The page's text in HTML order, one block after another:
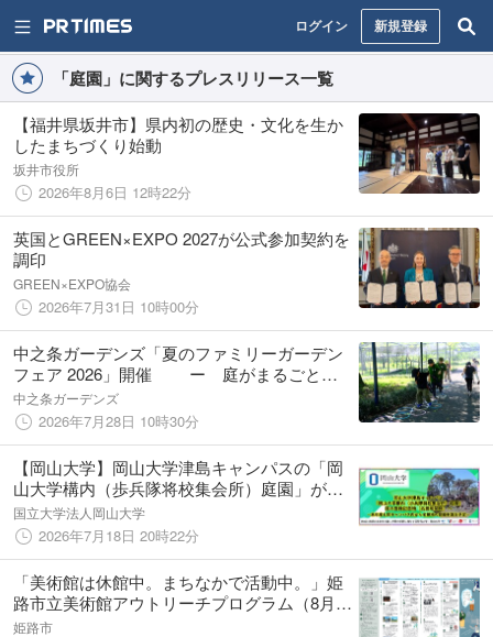
ログイン 新規登録
「庭園」に関するプレスリリース一覧
【福井県坂井市】県内初の歴史・文化を生か
したまちづくり始動
坂井市役所
2026年8月6日 12時22分
英国とGREEN×EXPO 2027が公式参加契約を
調印
GREEN×EXPO協会
2026年7月31日 10時00分
中之条ガーデンズ「夏のファミリーガーデン
フェア 2026」開催 ー 庭がまるごと遊
び場になる。家族で思い出作りの夏を ー
中之条ガーデンズ
2026年7月28日 10時30分
【岡山大学】岡山大学津島キャンパスの「岡
山大学構内（歩兵隊将校集会所）庭園」が国
の登録記念物（名勝地関係）へ－来年度も同
キャンパス内から名勝地の登録申請を予定－
国立大学法人岡山大学
2026年7月18日 20時22分
「美術館は休館中。まちなかで活動中。」姫
路市立美術館アウトリーチプログラム（8月か
ら11月）を開催します！
姫路市